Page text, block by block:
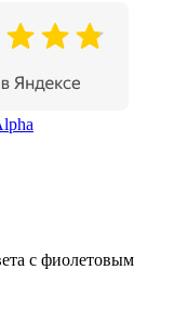
с фиолетовым